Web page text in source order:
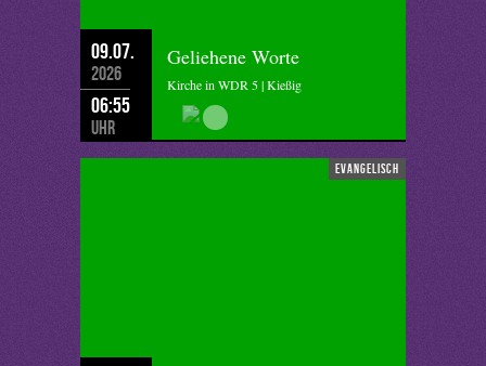
09.07.
2026
06:55
Uhr
Geliehene Worte
Kirche in WDR 5 | Kießig
evangelisch